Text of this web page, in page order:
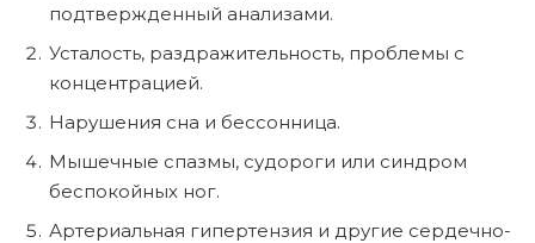
подтвержденный анализами.
Усталость, раздражительность, проблемы с
концентрацией.
Нарушения сна и бессонница.
Мышечные спазмы, судороги или синдром
беспокойных ног.
Артериальная гипертензия и другие сердечно-